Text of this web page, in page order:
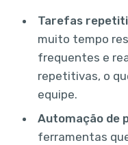
Tarefas
muito tempo
frequentes e
repetitivas, o
equipe.
Automação de
ferramentas